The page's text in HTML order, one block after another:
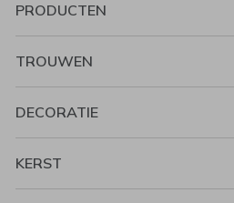
PRODUCTEN
TROUWEN
DECORATIE
KERST